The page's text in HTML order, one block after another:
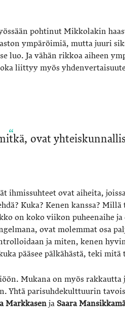
pohtinut Mikkolakin
ympäröimiä, mutta juuri
luo. Ja vähän rikkoa aiheen
liittyy myös
ovat
ihmissuhteet ovat aiheita,
Kuka? Kenen kanssa?
on koko viikon puheenaihe
ovat molemmat osa
ja miten, kenen
pääsee pälkähästä, teki mitä
Mukana on myös rakkautta
parisuhdekulttuurin
Markkasen ja Saara